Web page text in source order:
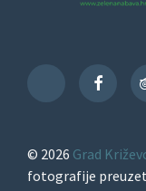
TikTok
© 2026 Grad
fotografije